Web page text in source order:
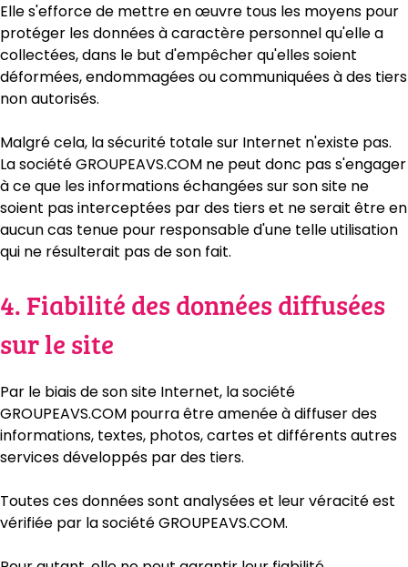
Elle s'efforce de mettre en œuvre tous les moyens pour
protéger les données à caractère personnel qu'elle a
collectées, dans le but d'empêcher qu'elles soient
déformées, endommagées ou communiquées à des tiers
non autorisés.
Malgré cela, la sécurité totale sur Internet n'existe pas.
La société GROUPEAVS.COM ne peut donc pas s'engager
à ce que les informations échangées sur son site ne
soient pas interceptées par des tiers et ne serait être en
aucun cas tenue pour responsable d'une telle utilisation
qui ne résulterait pas de son fait.
4. Fiabilité des données diffusées
sur le site
Par le biais de son site Internet, la société
GROUPEAVS.COM pourra être amenée à diffuser des
informations, textes, photos, cartes et différents autres
services développés par des tiers.
Toutes ces données sont analysées et leur véracité est
vérifiée par la société GROUPEAVS.COM.